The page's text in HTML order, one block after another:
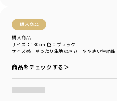
購入商品
購入商品
サイズ感 ：ゆったり 生地の厚さ ：やや薄い伸縮性
サイズ：130cm 色：ブラック
商品をチェックする＞